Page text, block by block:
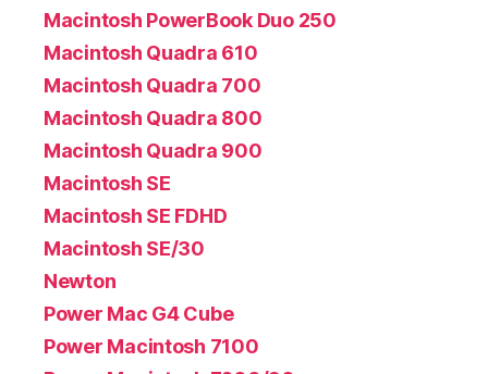
Macintosh PowerBook Duo 250
Macintosh Quadra 610
Macintosh Quadra 700
Macintosh Quadra 800
Macintosh Quadra 900
Macintosh SE
Macintosh SE FDHD
Macintosh SE/30
Newton
Power Mac G4 Cube
Power Macintosh 7100